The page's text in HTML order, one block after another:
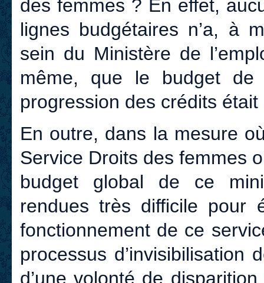
des femmes ? En effet,
lignes budgétaires n’a, à
sein du Ministère de
même, que le budget
progression des crédits
En outre, dans la mesure
Service Droits des femmes
budget global de ce
rendues très difficile pour
fonctionnement de ce
processus d’invisibilisation
d’une volonté de